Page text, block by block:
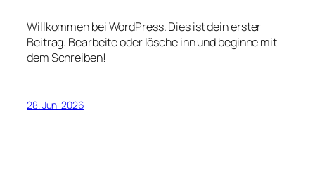
Willkommen bei WordPress. Dies ist dein erster
Beitrag. Bearbeite oder lösche ihn und beginne mit
dem Schreiben!
28. Juni 2026